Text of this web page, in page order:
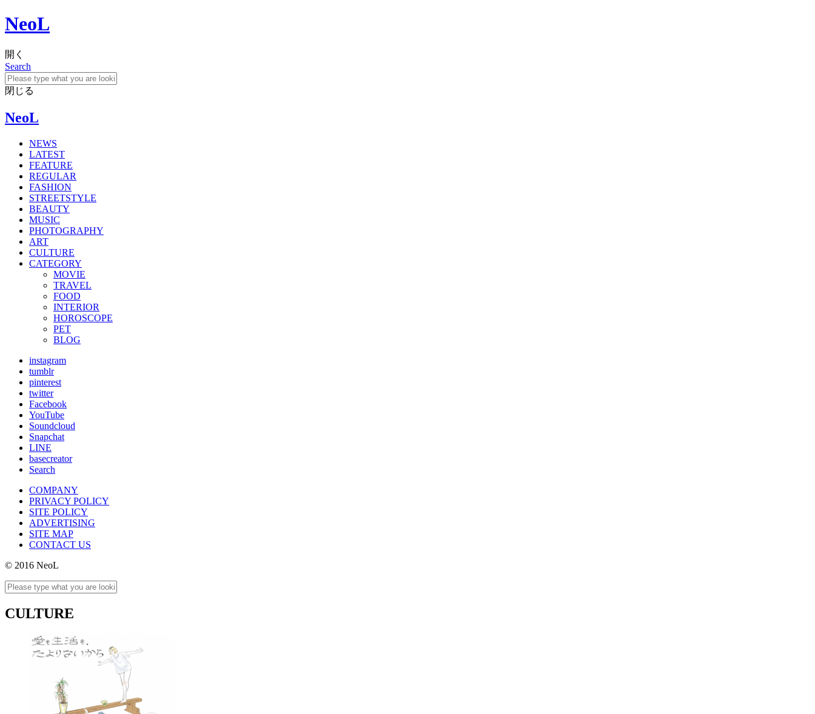
NeoL
開く
Search
閉じる
NeoL
NEWS
LATEST
FEATURE
REGULAR
FASHION
STREETSTYLE
BEAUTY
MUSIC
PHOTOGRAPHY
ART
CULTURE
CATEGORY
MOVIE
TRAVEL
FOOD
INTERIOR
HOROSCOPE
PET
BLOG
instagram
tumblr
pinterest
twitter
Facebook
YouTube
Soundcloud
Snapchat
LINE
basecreator
Search
COMPANY
PRIVACY POLICY
SITE POLICY
ADVERTISING
SITE MAP
CONTACT US
© 2016 NeoL
CULTURE